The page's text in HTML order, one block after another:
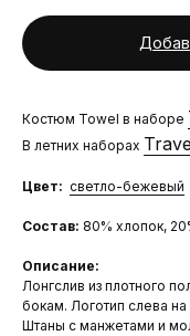
Костюм Towel в наборе
В летних наборах
Цвет: светло-бежевый
Состав: 80% хлопок,
Описание:
Лонгслив из плотного
бокам. Логотип слева
Штаны с манжетами и